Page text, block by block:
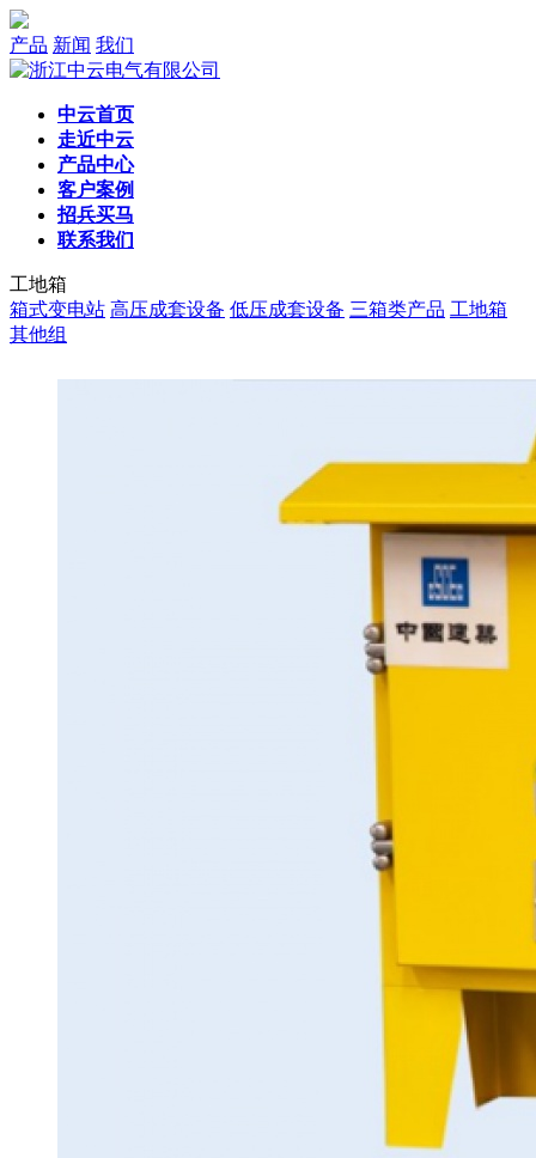
产品 新闻 我们
中云首页
走近中云
产品中心
客户案例
招兵买马
联系我们
工地箱
箱式变电站 高压成套设备 低压成套设备 三箱类产品 工地箱
其他组